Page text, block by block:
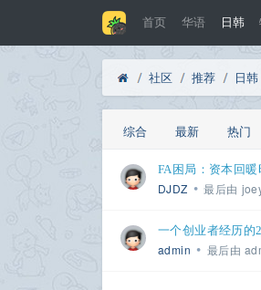
首页 华语 日韩
Di»
社区
›
推荐
›
日韩
综合 最新 热门
FA困局：资本回
DJDZ • 最后由
一个创业者经历的
admin • 最后由